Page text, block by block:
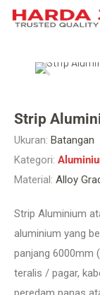
Strip
Ukuran: Batangan
Kategori:
Material: Alloy
Strip Aluminium
aluminium yang
panjang 6000mm
teralis / pagar,